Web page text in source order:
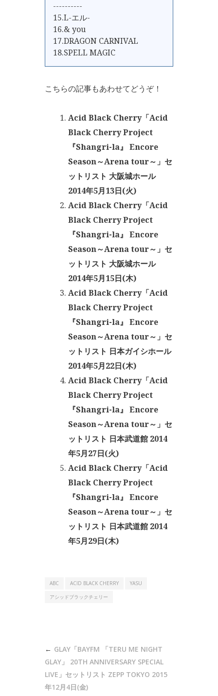
----------
15.L-エル-
16.& you
17.DRAGON CARNIVAL
18.SPELL MAGIC
こちらの記事もあわせてどうぞ！
Acid Black Cherry「Acid
Black Cherry Project
『Shangri-la』 Encore
Season～Arena tour～」セ
ットリスト 大阪城ホール
2014年5月13日(火)
Acid Black Cherry「Acid
Black Cherry Project
『Shangri-la』 Encore
Season～Arena tour～」セ
ットリスト 大阪城ホール
2014年5月15日(木)
Acid Black Cherry「Acid
Black Cherry Project
『Shangri-la』 Encore
Season～Arena tour～」セ
ットリスト 日本ガイシホール
2014年5月22日(木)
Acid Black Cherry「Acid
Black Cherry Project
『Shangri-la』 Encore
Season～Arena tour～」セ
ットリスト 日本武道館 2014
年5月27日(火)
Acid Black Cherry「Acid
Black Cherry Project
『Shangri-la』 Encore
Season～Arena tour～」セ
ットリスト 日本武道館 2014
年5月29日(木)
ABC ACID BLACK CHERRY
YASU
アシッドブラックチェリー
GLAY「BAYFM 「TERU ME NIGHT
GLAY」 20TH ANNIVERSARY SPECIAL
LIVE」セットリスト ZEPP TOKYO 2015
年12月4日(金)